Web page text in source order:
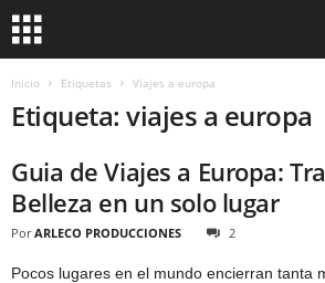
Inicio Etiquetas Viajes a europa
Etiqueta: viajes a europa
Guia de Viajes a Europa:
Belleza en un solo lugar
Por ARLECO PRODUCCIONES 2
Pocos lugares en el mundo encierran tanta